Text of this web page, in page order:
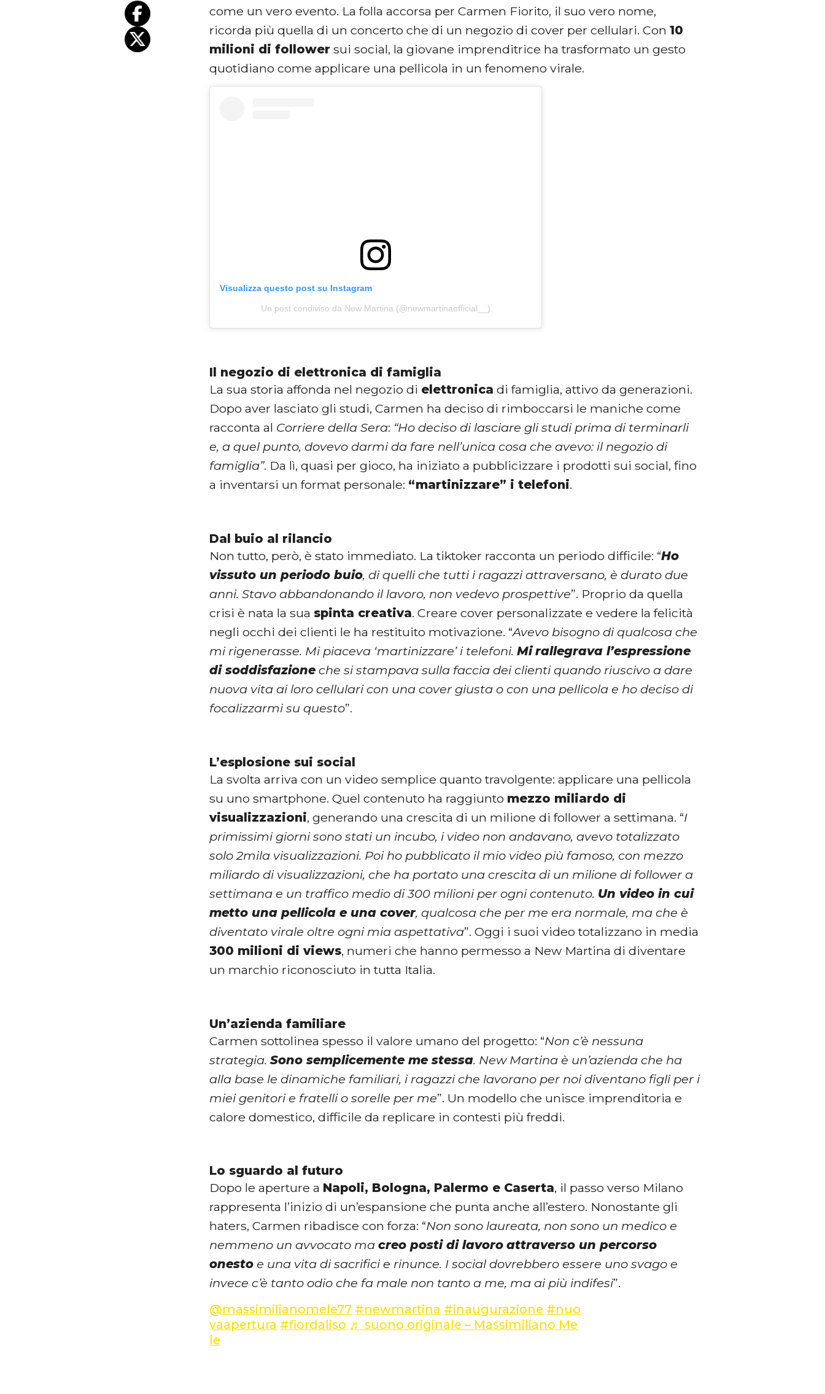
come un vero evento. La folla accorsa per Carmen Fiorito, il suo vero nome,
ricorda più quella di un concerto che di un negozio di cover per cellulari. Con10
milioni di follower sui social, la giovane imprenditrice ha trasformato un gesto
quotidiano come applicare una pellicola in un fenomeno virale.
Visualizza questo post su Instagram
Un post condiviso da New Martina (@newmartinaofficial__)
Il negozio di elettronica di famiglia
La sua storia affonda nel negozio di elettronica di famiglia, attivo da generazioni.
Dopo aver lasciato gli studi, Carmen ha deciso di rimboccarsi le maniche come
racconta al Corriere della Sera: “Ho deciso di lasciare gli studi prima di terminarli
e, a quel punto, dovevo darmi da fare nell’unica cosa che avevo: il negozio di
famiglia”. Da lì, quasi per gioco, ha iniziato a pubblicizzare i prodotti sui social, fino
a inventarsi un format personale: “martinizzare” i telefoni.
Dal buio al rilancio
Non tutto, però, è stato immediato. La tiktoker racconta un periodo difficile: “Ho
vissuto un periodo buio, di quelli che tutti i ragazzi attraversano, è durato due
anni. Stavo abbandonando il lavoro, non vedevo prospettive”. Proprio da quella
crisi è nata la sua spinta creativa. Creare cover personalizzate e vedere la felicità
negli occhi dei clienti le ha restituito motivazione. “Avevo bisogno di qualcosa che
mi rigenerasse. Mi piaceva ‘martinizzare’ i telefoni.Mi rallegrava l’espressione
di soddisfazione che si stampava sulla faccia dei clienti quando riuscivo a dare
nuova vita ai loro cellulari con una cover giusta o con una pellicola e ho deciso di
focalizzarmi su questo”.
L’esplosione sui social
La svolta arriva con un video semplice quanto travolgente: applicare una pellicola
su uno smartphone. Quel contenuto ha raggiunto mezzo miliardo di
visualizzazioni, generando una crescita di un milione di follower a settimana. “I
primissimi giorni sono stati un incubo, i video non andavano, avevo totalizzato
solo 2mila visualizzazioni. Poi ho pubblicato il mio video più famoso, con mezzo
miliardo di visualizzazioni, che ha portato una crescita di un milione di follower a
settimana e un traffico medio di 300 milioni per ogni contenuto. Un video in cui
metto una pellicola e una cover, qualcosa che per me era normale, ma che è
diventato virale oltre ogni mia aspettativa”. Oggi i suoi video totalizzano in media
300 milioni di views, numeri che hanno permesso a New Martina di diventare
un marchio riconosciuto in tutta Italia.
Un’azienda familiare
Carmen sottolinea spesso il valore umano del progetto: “Non c’è nessuna
strategia.Sono semplicemente me stessa. New Martina è un’azienda che ha
alla base le dinamiche familiari, i ragazzi che lavorano per noi diventano figli per i
miei genitori e fratelli o sorelle per me”. Un modello che unisce imprenditoria e
calore domestico, difficile da replicare in contesti più freddi.
Lo sguardo al futuro
Dopo le aperture a Napoli, Bologna, Palermo e Caserta, il passo verso Milano
rappresenta l’inizio di un’espansione che punta anche all’estero. Nonostante gli
haters, Carmen ribadisce con forza: “Non sono laureata, non sono un medico e
nemmeno un avvocato macreo posti di lavoro attraverso un percorso
onesto e una vita di sacrifici e rinunce. I social dovrebbero essere uno svago e
invece c’è tanto odio che fa male non tanto a me, ma ai più indifesi”.
@massimilianomele77 #newmartina #inaugurazione #nuo
vaapertura #fiordaliso ♬ suono originale – Massimiliano Me
le